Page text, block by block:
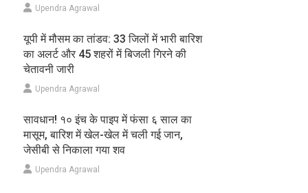
Upendra Agrawal
यूपी में मौसम का तांडव: 33 जिलों में भारी बारिश
का अलर्ट और 45 शहरों में बिजली गिरने की
चेतावनी जारी
Upendra Agrawal
सावधान! १० इंच के पाइप में फंसा ६ साल का
मासूम, बारिश में खेल-खेल में चली गई जान,
जेसीबी से निकाला गया शव
Upendra Agrawal